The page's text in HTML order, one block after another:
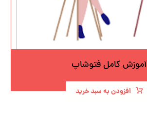
آموزش کامل فتوشاپ
افزودن به سبد خرید